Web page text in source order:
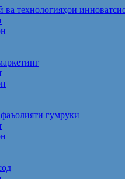
ва технологияҳои
гумрукӣ